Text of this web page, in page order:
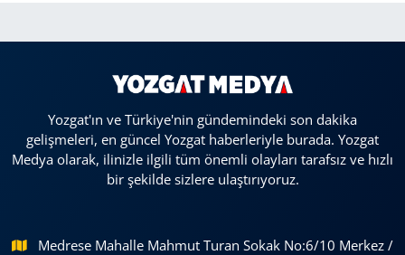
Yozgat'ın ve Türkiye'nin gündemindeki son dakika
gelişmeleri, en güncel Yozgat haberleriyle burada. Yozgat
Medya olarak, ilinizle ilgili tüm önemli olayları tarafsız ve hızlı
bir şekilde sizlere ulaştırıyoruz.
Medrese Mahalle Mahmut Turan Sokak No:6/10 Merkez /